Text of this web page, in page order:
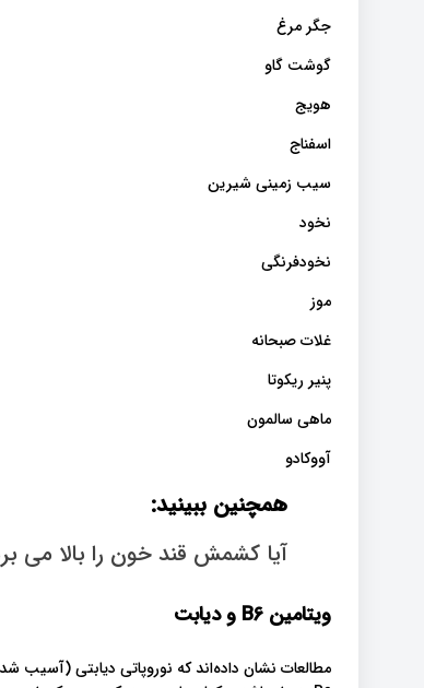
جگر مرغ
گوشت گاو
هویج
اسفناج
سیب زمینی شیرین
نخود
نخودفرنگی
موز
غلات صبحانه
پنیر ریکوتا
ماهی سالمون
آووکادو
همچنین ببینید:
آیا کشمش قند خون را بالا می
ویتامین B6 و دیابت
مطالعات نشان داده‌اند که نوروپاتی دیابتی